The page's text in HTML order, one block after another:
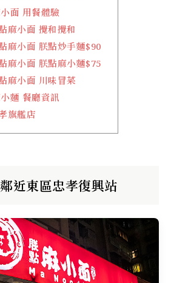
面 用餐體驗
麻小面 攪和攪和
麻小面 朕點炒手麵$90
麻小面 朕點麻小麵$75
麻小面 川味冒菜
麵 餐廳資訊
旗艦店
近東區忠孝復興站